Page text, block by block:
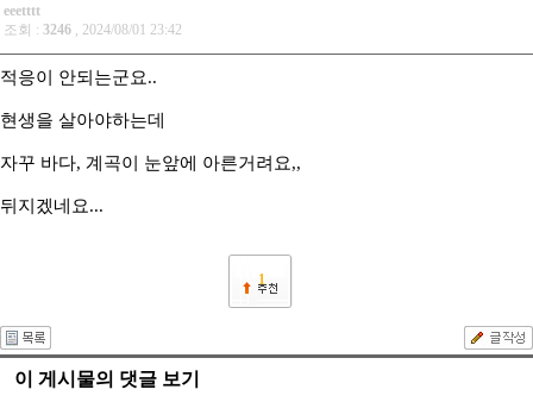
eeetttt
조회 : 3246 , 2024/08/01 23:42
적응이 안되는군요..
현생을 살아야하는데
자꾸 바다, 계곡이 눈앞에 아른거려요,,
뒤지겠네요...
1
이 게시물의 댓글 보기